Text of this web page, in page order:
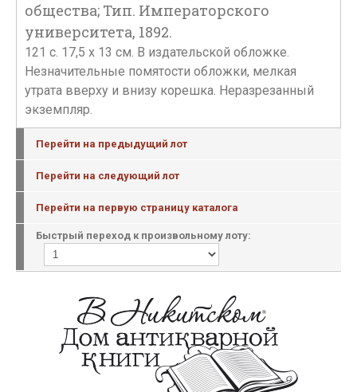
общества; Тип. Императорского
университета, 1892.
121 с. 17,5 х 13 см. В издательской обложке.
Незначительные помятости обложки, мелкая
утрата вверху и внизу корешка. Неразрезанный
экземпляр.
Перейти на предыдущий лот
Перейти на следующий лот
Перейти на первую страницу каталога
Быстрый переход к произвольному лоту: